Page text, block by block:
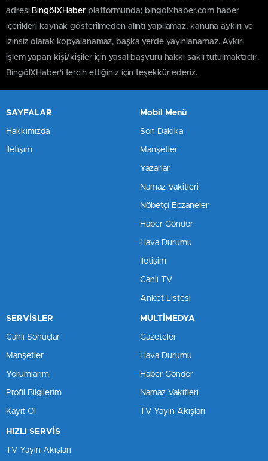
adresi BingölXHaberplatformunda; bingolxhaber.com haber
içerikleri kaynak gösterilmeden alıntı yapılamaz, kanuna aykırı ve
izinsiz olarak kopyalanamaz, başka yerde yayınlanamaz. Aykırı
işlem yapan kişi/kişiler için yasal başvuru hakkı saklı tutulmaktadır.
BingölXHaber'i tercih ettiğiniz için teşekkür ederiz.
SAYFALAR
Hakkımızda
İletişim
Mobil Menü
Son Dakika
Manşetler
Yazarlar
Namaz Vakitleri
Nöbetçi Eczaneler
Haber Gönder
Hava Durumu
İletişim
Canlı TV
Anket Listesi
SERVİSLER
Canlı Sonuçlar
Manşetler
Yorumlarım
Profil Bilgilerim
Kayıt Ol
MULTİMEDYA
Gazeteler
Hava Durumu
Haber Gönder
Namaz Vakitleri
TV Yayın Akışları
HIZLI SERVİS
TV Yayın Akışları